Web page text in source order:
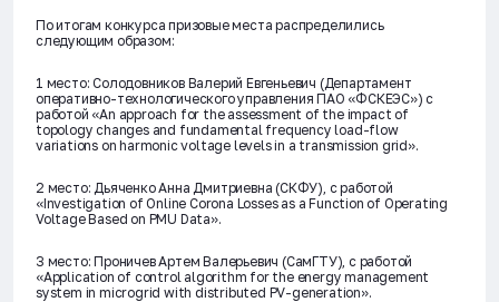
По итогам конкурса призовые места распределились
следующим образом:
1 место: Солодовников Валерий Евгеньевич (Департамент
оперативно-технологического управления ПАО «ФСКЕЭС») с
работой «An approach for the assessment of the impact of
topology changes and fundamental frequency load-flow
variations on harmonic voltage levels in a transmission grid».
2 место: Дьяченко Анна Дмитриевна (СКФУ), с работой
«Investigation of Online Corona Losses as a Function of Operating
Voltage Based on PMU Data».
3 место: Проничев Артем Валерьевич (СамГТУ), с работой
«Application of control algorithm for the energy management
system in microgrid with distributed PV-generation».